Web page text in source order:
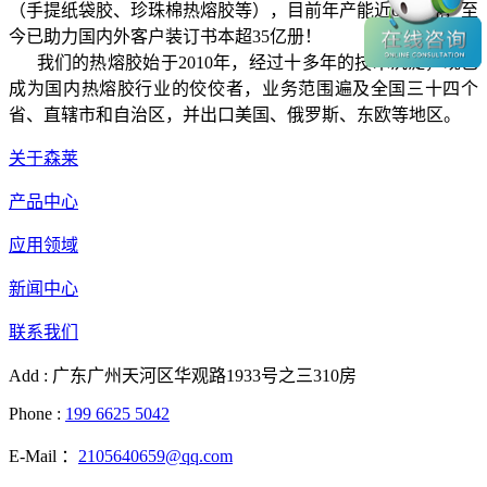
（手提纸袋胶、珍珠棉热熔胶等），目前年产能近6000吨，至
今已助力国内外客户装订书本超35亿册！
我们的热熔胶始于2010年，经过十多年的技术沉淀，现已
成为国内热熔胶行业的佼佼者，业务范围遍及全国三十四个
省、直辖市和自治区，并出口美国、俄罗斯、东欧等地区。
关于森莱
产品中心
应用领域
新闻中心
联系我们
Add : 广东广州天河区华观路1933号之三310房
Phone : 199 6625 5042
E-Mail ： 2105640659@qq.com